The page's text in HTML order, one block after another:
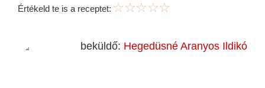
Értékeld te is a receptet:
beküldő: Hegedüsné Aranyos Ildikó